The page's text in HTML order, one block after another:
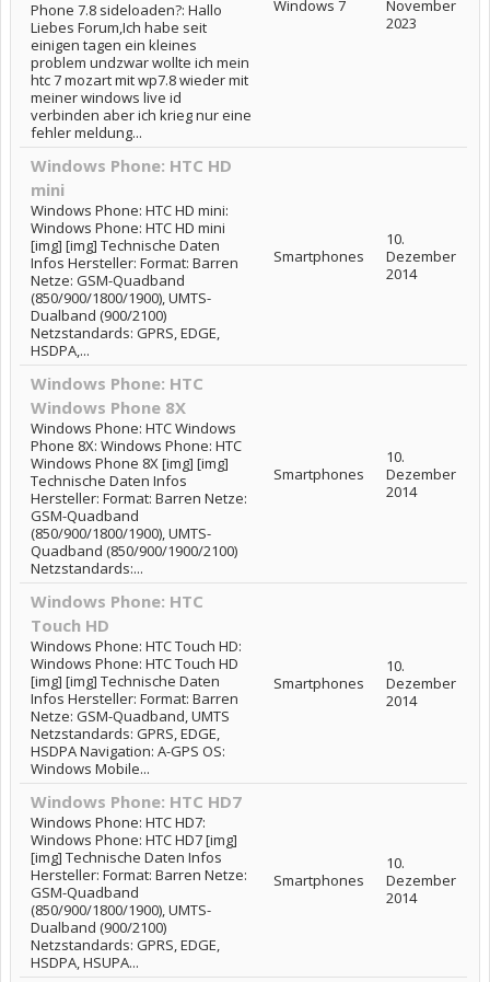
Phone 7.8 sideloaden?: Hallo
Liebes Forum,Ich habe seit
einigen tagen ein kleines
problem undzwar wollte ich mein
htc 7 mozart mit wp7.8 wieder mit
meiner windows live id
verbinden aber ich krieg nur eine
fehler meldung...
Windows 7
November
2023
Windows Phone: HTC HD
mini
Windows Phone: HTC HD mini:
Windows Phone: HTC HD mini
[img] [img] Technische Daten
Infos Hersteller: Format: Barren
Netze: GSM-Quadband
(850/900/1800/1900), UMTS-
Dualband (900/2100)
Netzstandards: GPRS, EDGE,
HSDPA,...
Smartphones
10.
Dezember
2014
Windows Phone: HTC
Windows Phone 8X
Windows Phone: HTC Windows
Phone 8X: Windows Phone: HTC
Windows Phone 8X [img] [img]
Technische Daten Infos
Hersteller: Format: Barren Netze:
GSM-Quadband
(850/900/1800/1900), UMTS-
Quadband (850/900/1900/2100)
Netzstandards:...
Smartphones
10.
Dezember
2014
Windows Phone: HTC
Touch HD
Windows Phone: HTC Touch HD:
Windows Phone: HTC Touch HD
[img] [img] Technische Daten
Infos Hersteller: Format: Barren
Netze: GSM-Quadband, UMTS
Netzstandards: GPRS, EDGE,
HSDPA Navigation: A-GPS OS:
Windows Mobile...
Smartphones
10.
Dezember
2014
Windows Phone: HTC HD7
Windows Phone: HTC HD7:
Windows Phone: HTC HD7 [img]
[img] Technische Daten Infos
Hersteller: Format: Barren Netze:
GSM-Quadband
(850/900/1800/1900), UMTS-
Dualband (900/2100)
Netzstandards: GPRS, EDGE,
HSDPA, HSUPA...
Smartphones
10.
Dezember
2014